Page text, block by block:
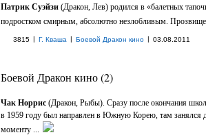
Патрик Суэйзи (Дракон, Лев) родился в «балетных
подростком смирным, абсолютно незлобливым.
3815 | Г. Кваша | Боевой Дракон кино | 03.08.2011
Боевой Дракон кино (2)
Чак Норрис (Дракон, Рыбы). Cразу после окончания
в 1959 году был направлен в Южную Корею, там занялся
моменту ...